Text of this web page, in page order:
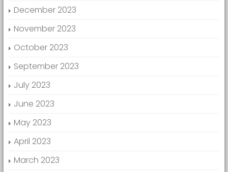
December 2023
November 2023
October 2023
September 2023
July 2023
June 2023
May 2023
April 2023
March 2023